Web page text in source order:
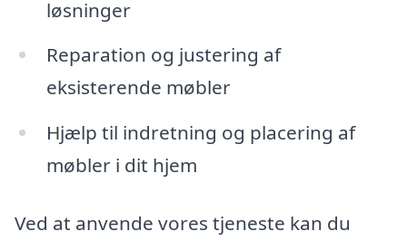
løsninger
Reparation og justering af
eksisterende møbler
Hjælp til indretning og placering af
møbler i dit hjem
Ved at anvende vores tjeneste kan du